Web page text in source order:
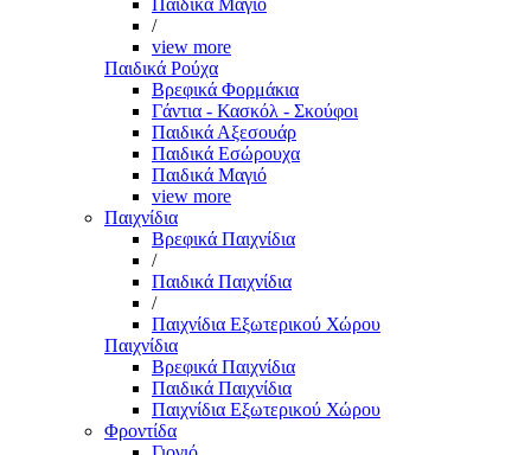
Παιδικά Μαγιό
/
view more
Παιδικά Ρούχα
Βρεφικά Φορμάκια
Γάντια - Κασκόλ - Σκούφοι
Παιδικά Αξεσουάρ
Παιδικά Εσώρουχα
Παιδικά Μαγιό
view more
Παιχνίδια
Βρεφικά Παιχνίδια
/
Παιδικά Παιχνίδια
/
Παιχνίδια Εξωτερικού Χώρου
Παιχνίδια
Βρεφικά Παιχνίδια
Παιδικά Παιχνίδια
Παιχνίδια Εξωτερικού Χώρου
Φροντίδα